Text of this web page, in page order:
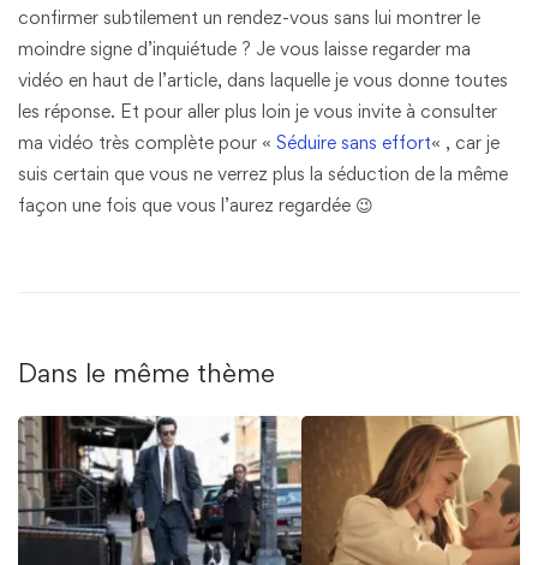
confirmer subtilement un rendez-vous sans lui montrer le
moindre signe d’inquiétude ? Je vous laisse regarder ma
vidéo en haut de l’article, dans laquelle je vous donne toutes
les réponse. Et pour aller plus loin je vous invite à consulter
ma vidéo très complète pour « Séduire sans effort« , car je
suis certain que vous ne verrez plus la séduction de la même
façon une fois que vous l’aurez regardée 😉
Dans le même thème